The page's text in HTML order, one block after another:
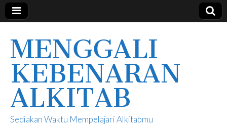
MENGGALI
KEBENARAN
ALKITAB
Sediakan Waktu Mempelajari Alkitabmu